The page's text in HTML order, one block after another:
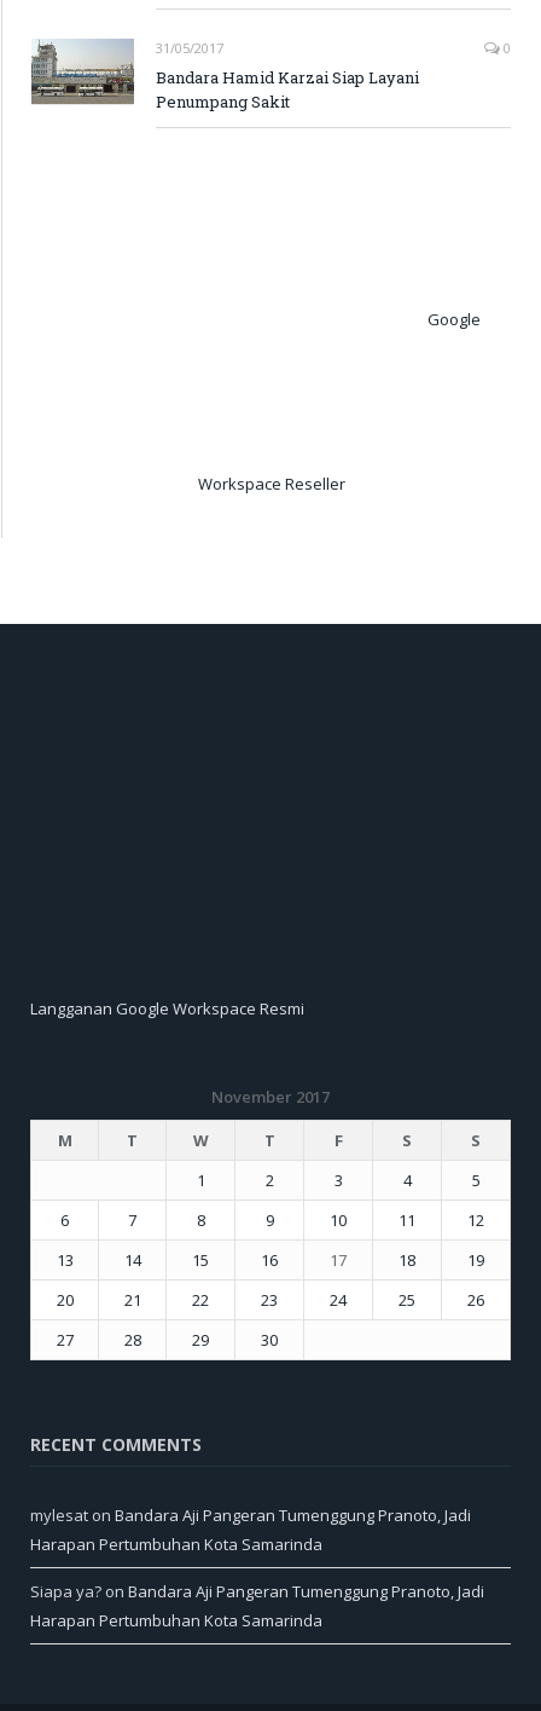
31/05/2017 0
Bandara Hamid Karzai Siap Layani
Penumpang Sakit
Google
Workspace Reseller
Langganan Google Workspace Resmi
November 2017
M
T W T F S
S
1
2 3 4
5
6
7 8 9 10 11
12
13
14 15 16 17 18
19
20
21 22 23 24 25
26
27
28 29
30
RECENT COMMENTS
mylesat on Bandara Aji Pangeran Tumenggung Pranoto, Jadi
Harapan Pertumbuhan Kota Samarinda
Siapa ya? on Bandara Aji Pangeran Tumenggung Pranoto, Jadi
Harapan Pertumbuhan Kota Samarinda